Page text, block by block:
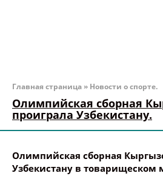
Главная страница » Новости о спорте.
Олимпийская сборная
проиграла Узбекистану.
Олимпийская сборная
Узбекистану в товарищеском